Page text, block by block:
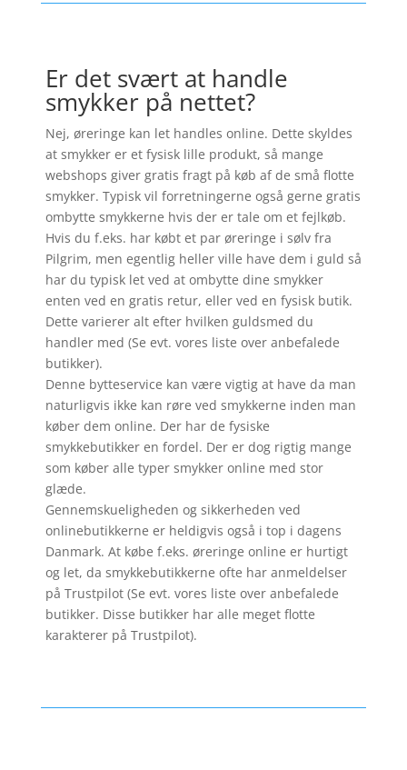
Er det svært at handle
smykker på nettet?
Nej, øreringe kan let handles online. Dette skyldes
at smykker er et fysisk lille produkt, så mange
webshops giver gratis fragt på køb af de små flotte
smykker. Typisk vil forretningerne også gerne gratis
ombytte smykkerne hvis der er tale om et fejlkøb.
Hvis du f.eks. har købt et par øreringe i sølv fra
Pilgrim, men egentlig heller ville have dem i guld så
har du typisk let ved at ombytte dine smykker
enten ved en gratis retur, eller ved en fysisk butik.
Dette varierer alt efter hvilken guldsmed du
handler med (Se evt. vores liste over anbefalede
butikker).
Denne bytteservice kan være vigtig at have da man
naturligvis ikke kan røre ved smykkerne inden man
køber dem online. Der har de fysiske
smykkebutikker en fordel. Der er dog rigtig mange
som køber alle typer smykker online med stor
glæde.
Gennemskueligheden og sikkerheden ved
onlinebutikkerne er heldigvis også i top i dagens
Danmark. At købe f.eks. øreringe online er hurtigt
og let, da smykkebutikkerne ofte har anmeldelser
på Trustpilot (Se evt. vores liste over anbefalede
butikker. Disse butikker har alle meget flotte
karakterer på Trustpilot).